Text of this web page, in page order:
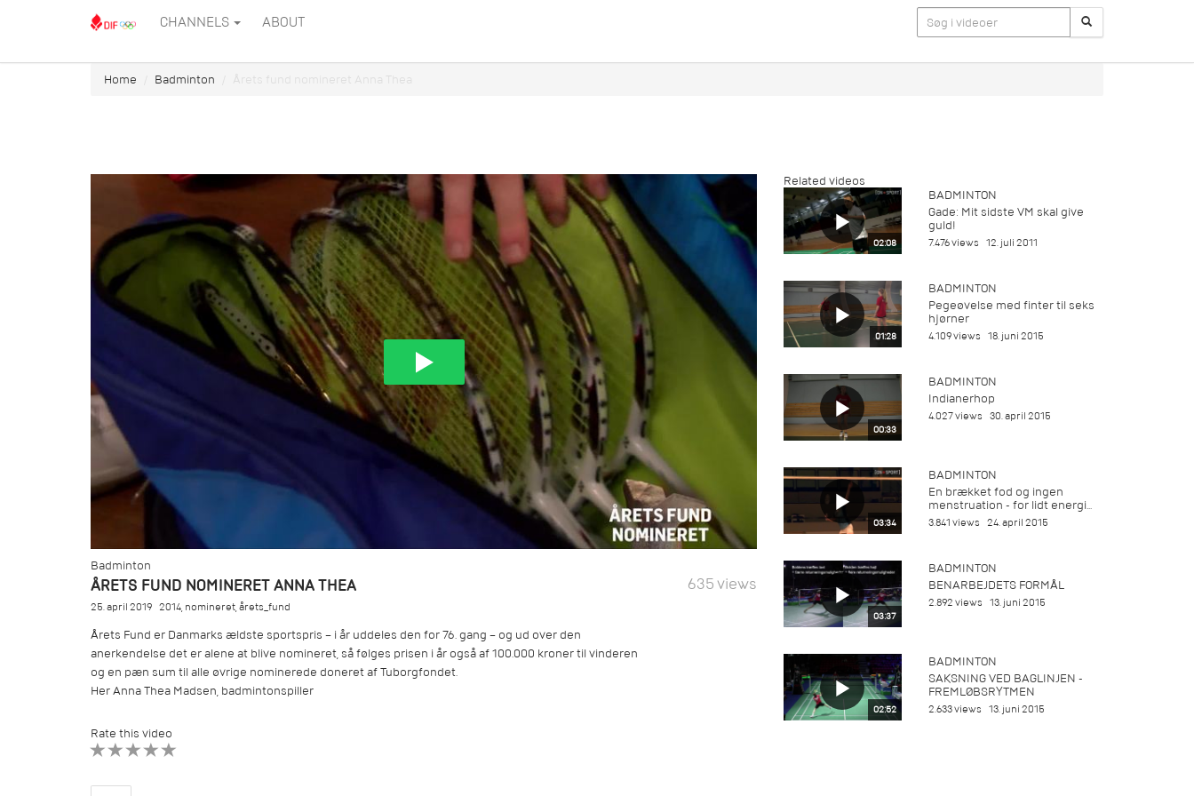
CHANNELS ABOUT
Home Badminton Årets fund nomineret Anna Thea
Badminton
ÅRETS FUND NOMINERET ANNA THEA 635 views
25. april 2019 2014,nomineret,årets_fund
Årets Fund er Danmarks ældste sportspris – i år uddeles den for 76. gang – og ud over den
anerkendelse det er alene at blive nomineret, så følges prisen i år også af 100.000 kroner til vinderen
og en pæn sum til alle øvrige nominerede doneret af Tuborgfondet.
Her Anna Thea Madsen, badmintonspiller
Rate this video
Related videos
02:08
BADMINTON
Gade: Mit sidste VM skal give
guld!
7.476 views 12. juli 2011
01:28
BADMINTON
Pegeøvelse med finter til seks
hjørner
4.109 views 18. juni 2015
00:33
BADMINTON
Indianerhop
4.027 views 30. april 2015
03:34
BADMINTON
En brækket fod og ingen
menstruation - for lidt energi...
3.841 views 24. april 2015
03:37
BADMINTON
BENARBEJDETS FORMÅL
2.892 views 13. juni 2015
02:52
BADMINTON
SAKSNING VED BAGLINJEN -
FREMLØBSRYTMEN
2.633 views 13. juni 2015